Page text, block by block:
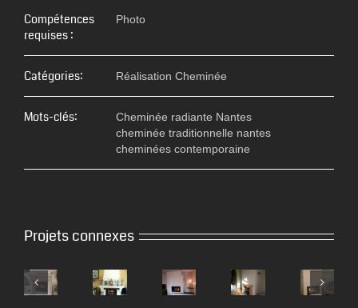
Compétences
requises :
Photo
Catégories: Réalisation Cheminée
Mots-clés:
Cheminée radiante Nantes
cheminée traditionnelle nantes
cheminées contemporaine
Projets connexes